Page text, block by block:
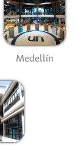
Medellín